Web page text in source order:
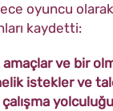
oyuncu
kaydetti:
ve bir
istekler ve
çalışma